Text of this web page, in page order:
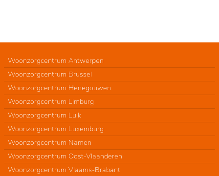
Woonzorgcentrum Antwerpen
Woonzorgcentrum Brussel
Woonzorgcentrum Henegouwen
Woonzorgcentrum Limburg
Woonzorgcentrum Luik
Woonzorgcentrum Luxemburg
Woonzorgcentrum Namen
Woonzorgcentrum Oost-Vlaanderen
Woonzorgcentrum Vlaams-Brabant